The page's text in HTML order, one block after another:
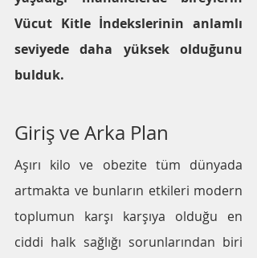
Vücut Kitle İndekslerinin anlamlı
seviyede daha yüksek olduğunu
bulduk.
Giriş ve Arka Plan
Aşırı kilo ve obezite tüm dünyada
artmakta ve bunların etkileri modern
toplumun karşı karşıya olduğu en
ciddi halk sağlığı sorunlarından biri